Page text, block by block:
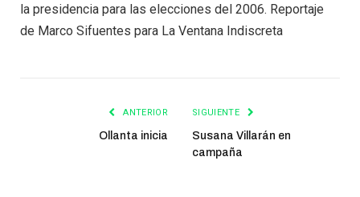
la presidencia para las elecciones del 2006. Reportaje
de Marco Sifuentes para La Ventana Indiscreta
ANTERIOR
Ollanta inicia
SIGUIENTE
Susana Villarán en
campaña